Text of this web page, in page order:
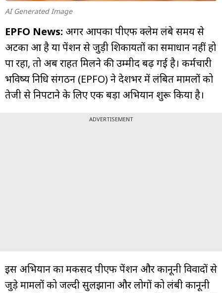
AI Generated Image
EPFO News: अगर आपका पीएफ क्लेम लंबे समय से
अटका हुआ है या पेंशन से जुड़ी शिकायतों का समाधान नहीं हो
पा रहा, तो अब राहत मिलने की उम्मीद बढ़ गई है। कर्मचारी
भविष्य निधि संगठन (EPFO) ने देशभर में लंबित मामलों को
तेजी से निपटाने के लिए एक बड़ा अभियान शुरू किया है।
ADVERTISEMENT
इस अभियान का मकसद पीएफ पेंशन और कानूनी विवादों से
जुड़े मामलों को जल्दी सुलझाना और लोगों को लंबी कानूनी